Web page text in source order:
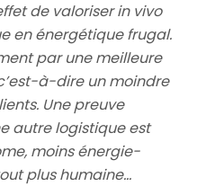
de valoriser in vivo
en énergétique frugal.
par une meilleure
à-dire un moindre
Une preuve
autre logistique est
moins énergie-
plus humaine…